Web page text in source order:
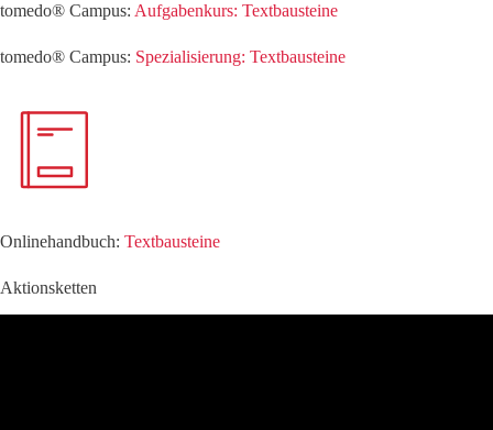
tomedo® Campus: Aufgabenkurs: Textbausteine
tomedo® Campus: Spezialisierung: Textbausteine
Onlinehandbuch: Textbausteine
Aktionsketten